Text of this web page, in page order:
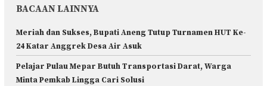
BACAAN LAINNYA
Meriah dan Sukses, Bupati Aneng Tutup Turnamen HUT Ke-
24 Katar Anggrek Desa Air Asuk
Pelajar Pulau Mepar Butuh Transportasi Darat, Warga
Minta Pemkab Lingga Cari Solusi